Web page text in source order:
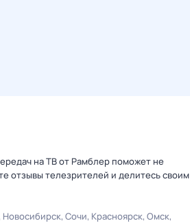
на ТВ от Рамблер поможет не
отзывы телезрителей и делитесь своим
Новосибирск Сочи Красноярск Омск